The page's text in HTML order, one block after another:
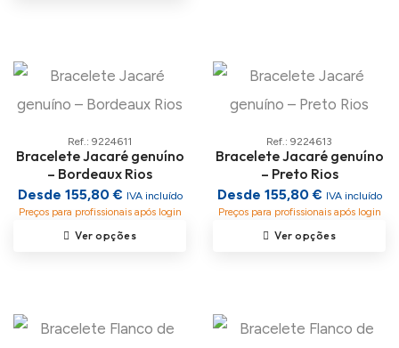
Ref.: 9224611
Bracelete Jacaré genuíno
– Bordeaux Rios
Desde 155,80 € IVA incluído
Preços para profissionais após login
Ver opções
Ref.: 9224613
Bracelete Jacaré genuíno
– Preto Rios
Desde 155,80 € IVA incluído
Preços para profissionais após login
Ver opções